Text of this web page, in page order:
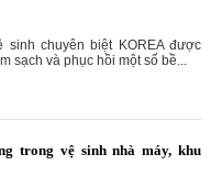
sinh chuyên biệt KOREA được
sạch và phục hồi một số bề...
trong vệ sinh nhà máy, khu